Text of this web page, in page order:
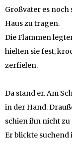
Großvater es
Haus zu tragen.
Die Flammen
hielten sie fest,
zerfielen.
Da stand er. Am
in der Hand.
schien ihn nicht zu
Er blickte suchend